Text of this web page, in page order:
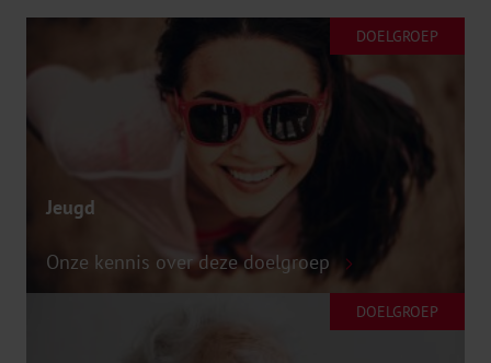
DOELGROEP
Jeugd
Onze kennis over deze doelgroep
DOELGROEP